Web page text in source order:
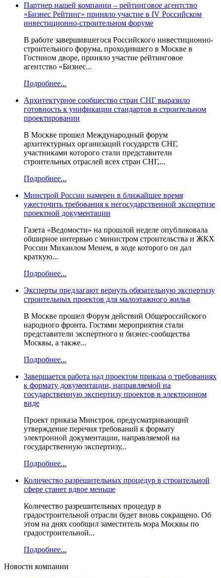
Партнер нашей компании – рейтинговое агентство
«Бизнес Рейтинг» приняло участие в IV Российском
инвестиционно-строительном форуме
В работе завершившегося Российского инвестиционно-
строительного форума, проходившего в Москве в
Гостином дворе, приняло участие рейтинговое
агентство «Бизнес...
Подробнее...
Архитектурное сообщество стран СНГ выразило
готовность к унификации стандартов в строительном
проектировании
В Москве прошел Международный форум
архитектурных организаций государств СНГ,
участниками которого стали представители
строительных отраслей всех стран СНГ,...
Подробнее...
Минстрой России намерен в ближайшее время
ужесточить требования к негосударственной экспертизе
проектной документации
Газета «Ведомости» на прошлой неделе опубликовала
обширное интервью с министром строительства и ЖКХ
России Михаилом Менем, в ходе которого он дал
краткую...
Подробнее...
Эксперты предлагают вернуть обязательную экспертизу
строительных проектов для малоэтажного жилья
В Москве прошел Форум действий Общероссийского
народного фронта. Гостями мероприятия стали
представители экспертного и бизнес-сообщества
Москвы, а также...
Подробнее...
Завершается работа над проектом приказа о требованиях
к формату документации, направляемой на
государственную экспертизу проектов в электронном
виде
Проект приказа Минстроя, предусматривающий
утверждение перечня требований к формату
электронной документации, направляемой на
государственную экспертизу...
Подробнее...
Количество разрешительных процедур в строительной
сфере станет вдвое меньше
Количество разрешительных процедур в
градостроительной отрасли будет вновь сокращено. Об
этом на днях сообщил заместитель мэра Москвы по
градостроительной...
Подробнее...
Новости компании